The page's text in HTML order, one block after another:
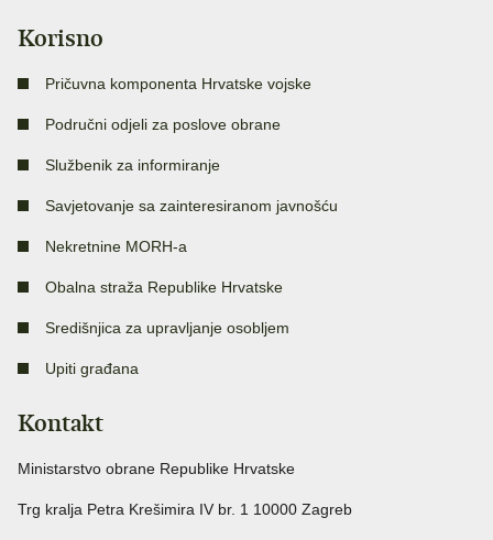
Korisno
Pričuvna komponenta Hrvatske vojske
Područni odjeli za poslove obrane
Službenik za informiranje
Savjetovanje sa zainteresiranom javnošću
Nekretnine MORH-a
Obalna straža Republike Hrvatske
Središnjica za upravljanje osobljem
Upiti građana
Kontakt
Ministarstvo obrane Republike Hrvatske
Trg kralja Petra Krešimira IV br. 1 10000 Zagreb